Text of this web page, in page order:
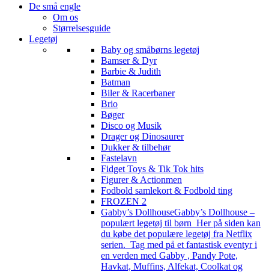
De små engle
Om os
Størrelsesguide
Legetøj
Baby og småbørns legetøj
Bamser & Dyr
Barbie & Judith
Batman
Biler & Racerbaner
Brio
Bøger
Disco og Musik
Drager og Dinosaurer
Dukker & tilbehør
Fastelavn
Fidget Toys & Tik Tok hits
Figurer & Actionmen
Fodbold samlekort & Fodbold ting
FROZEN 2
Gabby’s DollhouseGabby’s Dollhouse –
populært legetøj til børn Her på siden kan
du købe det populære legetøj fra Netflix
serien. Tag med på et fantastisk eventyr i
en verden med Gabby , Pandy Pote,
Havkat, Muffins, Alfekat, Coolkat og